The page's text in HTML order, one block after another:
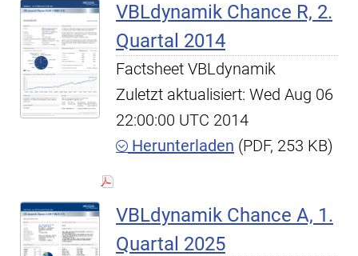
VBLdynamik Chance R, 2.
Quartal 2014
Factsheet VBLdynamik
Zuletzt aktualisiert: Wed Aug 06
22:00:00 UTC 2014
Herunterladen (PDF, 253 KB)
VBLdynamik Chance A, 1.
Quartal 2025